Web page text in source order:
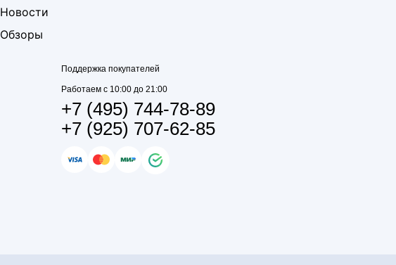
Новости
Обзоры
Поддержка покупателей
Работаем с 10:00 до 21:00
+7 (495) 744-78-89
+7 (925) 707-62-85